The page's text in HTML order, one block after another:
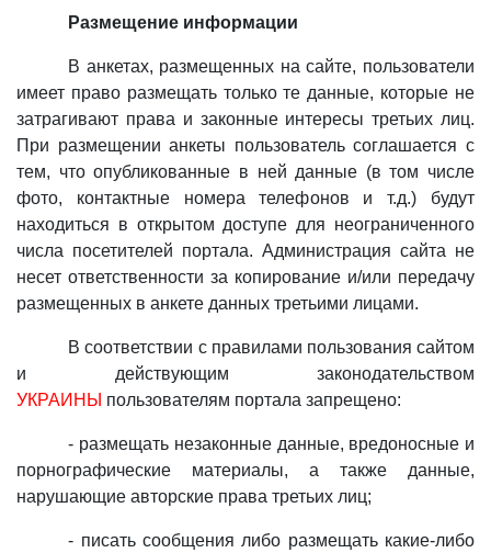
Размещение информации
В анкетах, размещенных на сайте, пользователи
имеет право размещать только те данные, которые не
затрагивают права и законные интересы третьих лиц.
При размещении анкеты пользователь соглашается с
тем, что опубликованные в ней данные (в том числе
фото, контактные номера телефонов и т.д.) будут
находиться в открытом доступе для неограниченного
числа посетителей портала. Администрация сайта не
несет ответственности за копирование и/или передачу
размещенных в анкете данных третьими лицами.
В соответствии с правилами пользования сайтом
и действующим законодательством
УКРАИНЫ пользователям портала запрещено:
- размещать незаконные данные, вредоносные и
порнографические материалы, а также данные,
нарушающие авторские права третьих лиц;
- писать сообщения либо размещать какие-либо